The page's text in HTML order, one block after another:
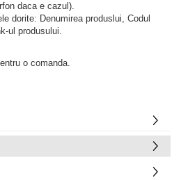
daca e cazul).
dorite: Denumirea produslui, Codul
ul produsului.
o comanda.